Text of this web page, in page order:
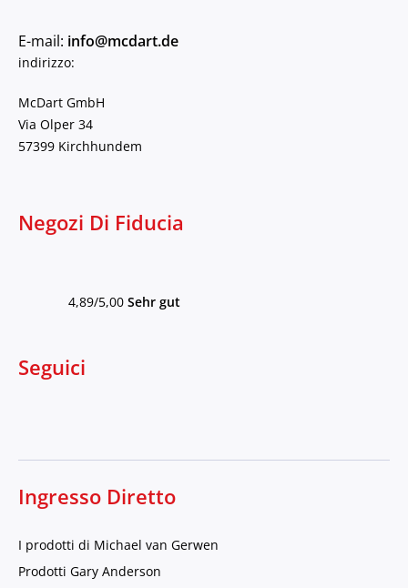
E-mail: info@mcdart.de
indirizzo:
McDart GmbH
Via Olper 34
57399 Kirchhundem
Negozi Di Fiducia
4,89/5,00 Sehr gut
Seguici
Ingresso Diretto
I prodotti di Michael van Gerwen
Prodotti Gary Anderson